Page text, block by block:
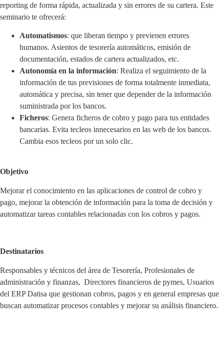
reporting de forma rápida, actualizada y sin errores de su cartera. Este
seminario te ofrecerá:
Automatismos: que liberan tiempo y previenen errores
humanos. Asientos de tesorería automáticos, emisión de
documentación, estados de cartera actualizados, etc.
Autonomía en la información: Realiza el seguimiento de la
información de tus previsiones de forma totalmente inmediata,
automática y precisa, sin tener que depender de la información
suministrada por los bancos.
Ficheros: Genera ficheros de cobro y pago para tus entidades
bancarias. Evita tecleos innecesarios en las web de los bancos.
Cambia esos tecleos por un solo clic.
Objetivo
Mejorar el conocimiento en las aplicaciones de control de cobro y
pago, mejorar la obtención de información para la toma de decisión y
automatizar tareas contables relacionadas con los cobros y pagos.
Destinatarios
Responsables y técnicos del área de Tesorería, Profesionales de
administración y finanzas, Directores financieros de pymes, Usuarios
del ERP Datisa que gestionan cobros, pagos y en general empresas que
buscan automatizar procesos contables y mejorar su análisis financiero.